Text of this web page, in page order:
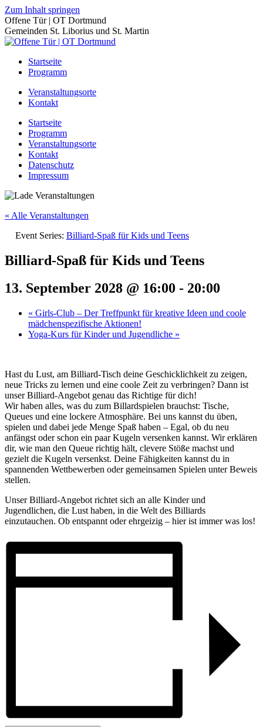
Zum Inhalt springen
Offene Tür | OT Dortmund
Gemeinden St. Liborius und St. Martin
Startseite
Programm
Veranstaltungsorte
Kontakt
Startseite
Programm
Veranstaltungsorte
Kontakt
Datenschutz
Impressum
« Alle Veranstaltungen
Event Series: Billiard-Spaß für Kids und Teens
Billiard-Spaß für Kids und Teens
13. September 2028 @ 16:00 - 20:00
« Girls-Club – Der Treffpunkt für kreative Ideen und coole
mädchenspezifische Aktionen!
Yoga-Kurs für Kinder und Jugendliche »
Hast du Lust, am Billiard-Tisch deine Geschicklichkeit zu zeigen,
neue Tricks zu lernen und eine coole Zeit zu verbringen? Dann ist
unser Billiard-Angebot genau das Richtige für dich!
Wir haben alles, was du zum Billardspielen brauchst: Tische,
Queues und eine lockere Atmosphäre. Bei uns kannst du üben,
spielen und dabei jede Menge Spaß haben – Egal, ob du neu
anfängst oder schon ein paar Kugeln versenken kannst. Wir erklären
dir, wie man den Queue richtig hält, clevere Stöße machst und
gezielt die Kugeln versenkst. Deine Fähigkeiten kannst du in
spannenden Wettbewerben oder gemeinsamen Spielen unter Beweis
stellen.
Unser Billiard-Angebot richtet sich an alle Kinder und
Jugendlichen, die Lust haben, in die Welt des Billiards
einzutauchen. Ob entspannt oder ehrgeizig – hier ist immer was los!